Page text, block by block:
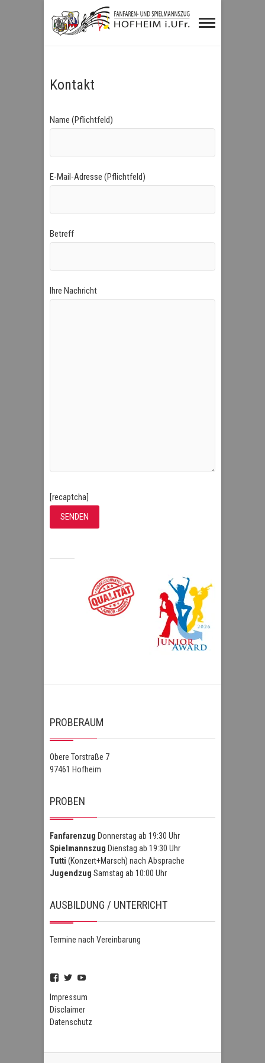
Fanfaren- und
Spielmannszug
Kontakt
Name (Pflichtfeld)
E-Mail-Adresse (Pflichtfeld)
Betreff
Ihre Nachricht
[recaptcha]
PROBERAUM
Obere Torstraße 7
97461 Hofheim
PROBEN
Fanfarenzug Donnerstag ab 19:30 Uhr
Spielmannszug Dienstag ab 19:30 Uhr
Tutti (Konzert+Marsch) nach Absprache
Jugendzug Samstag ab 10:00 Uhr
AUSBILDUNG / UNTERRICHT
Termine nach Vereinbarung
Profil
FSZHofheim
auf
Facebook
anzeigen
Profil
FSZHOH
Twitter
anzeigen
UCIPUnOSBlWxEpiBka0jOAfw
anzeigen
Impressum
Disclaimer
Datenschutz